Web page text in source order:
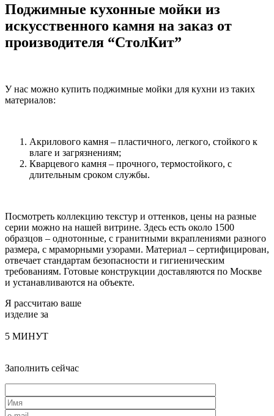
Поджимные кухонные мойки из
искусственного камня на заказ от
производителя “СтолКит”
У нас можно купить поджимные мойки для кухни из таких
материалов:
Акрилового камня – пластичного, легкого, стойкого к
влаге и загрязнениям;
Кварцевого камня – прочного, термостойкого, с
длительным сроком службы.
Посмотреть коллекцию текстур и оттенков, цены на разные
серии можно на нашей витрине. Здесь есть около 1500
образцов – однотонные, с гранитными вкраплениями разного
размера, с мраморными узорами. Материал – сертифицирован,
отвечает стандартам безопасности и гигиеническим
требованиям. Готовые конструкции доставляются по Москве
и устанавливаются на объекте.
Я рассчитаю ваше
изделие за
5 МИНУТ
Заполнить сейчас